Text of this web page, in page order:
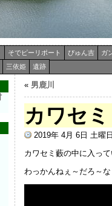
そでピーリポート ぴゅん吉 ガ
三依姫 遺跡
« 男鹿川
カワセミ
2019年 4月 6日 土曜日
カワセミ藪の中に入っ
わっかんねぇ～だろ～な